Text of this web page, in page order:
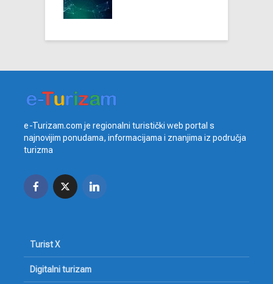
e-Turizam.com je regionalni turistički web portal s
najnovijim ponudama, informacijama i znanjima iz područja
turizma
Turist X
Digitalni turizam